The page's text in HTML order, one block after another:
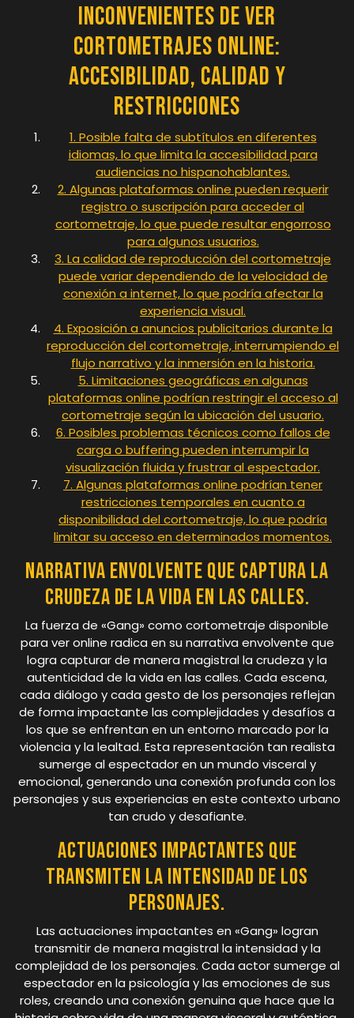
Inconvenientes de Ver
Cortometrajes Online:
Accesibilidad, Calidad y
Restricciones
1. Posible falta de subtítulos en diferentes
idiomas, lo que limita la accesibilidad para
audiencias no hispanohablantes.
2. Algunas plataformas online pueden requerir
registro o suscripción para acceder al
cortometraje, lo que puede resultar engorroso
para algunos usuarios.
3. La calidad de reproducción del cortometraje
puede variar dependiendo de la velocidad de
conexión a internet, lo que podría afectar la
experiencia visual.
4. Exposición a anuncios publicitarios durante la
reproducción del cortometraje, interrumpiendo el
flujo narrativo y la inmersión en la historia.
5. Limitaciones geográficas en algunas
plataformas online podrían restringir el acceso al
cortometraje según la ubicación del usuario.
6. Posibles problemas técnicos como fallos de
carga o buffering pueden interrumpir la
visualización fluida y frustrar al espectador.
7. Algunas plataformas online podrían tener
restricciones temporales en cuanto a
disponibilidad del cortometraje, lo que podría
limitar su acceso en determinados momentos.
Narrativa envolvente que captura la
crudeza de la vida en las calles.
La fuerza de «Gang» como cortometraje disponible
para ver online radica en su narrativa envolvente que
logra capturar de manera magistral la crudeza y la
autenticidad de la vida en las calles. Cada escena,
cada diálogo y cada gesto de los personajes reflejan
de forma impactante las complejidades y desafíos a
los que se enfrentan en un entorno marcado por la
violencia y la lealtad. Esta representación tan realista
sumerge al espectador en un mundo visceral y
emocional, generando una conexión profunda con los
personajes y sus experiencias en este contexto urbano
tan crudo y desafiante.
Actuaciones impactantes que
transmiten la intensidad de los
personajes.
Las actuaciones impactantes en «Gang» logran
transmitir de manera magistral la intensidad y la
complejidad de los personajes. Cada actor sumerge al
espectador en la psicología y las emociones de sus
roles, creando una conexión genuina que hace que la